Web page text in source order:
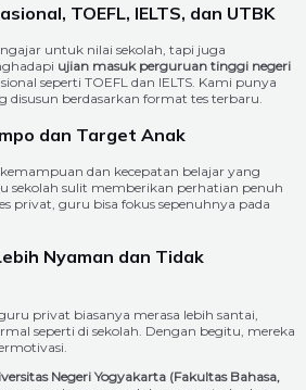
TOEFL, IELTS, dan UTBK
untuk nilai sekolah, tapi juga
ujian masuk perguruan tinggi negeri
seperti TOEFL dan IELTS. Kami punya
disusun berdasarkan format tes terbaru.
dan Target Anak
dan kecepatan belajar yang
sekolah sulit memberikan perhatian penuh
privat, guru bisa fokus sepenuhnya pada
Nyaman dan Tidak
privat biasanya merasa lebih santai,
seperti di sekolah. Dengan begitu, mereka
Negeri Yogyakarta (Fakultas Bahasa,